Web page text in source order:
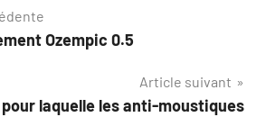
Ozempic 0.5
Article suivant
laquelle les anti-moustiques